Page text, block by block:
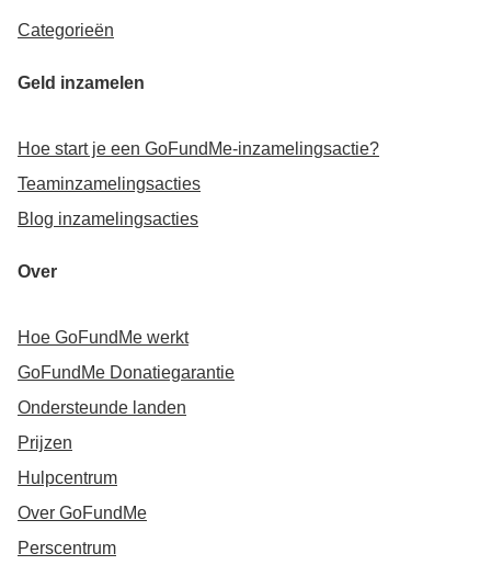
Categorieën
Geld inzamelen
Hoe start je een GoFundMe-inzamelingsactie?
Teaminzamelingsacties
Blog inzamelingsacties
Over
Hoe GoFundMe werkt
GoFundMe Donatiegarantie
Ondersteunde landen
Prijzen
Hulpcentrum
Over GoFundMe
Perscentrum